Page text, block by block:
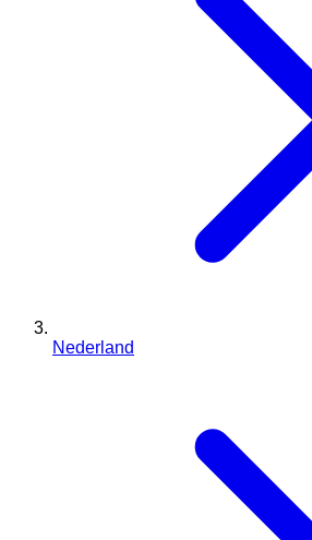
Nederland